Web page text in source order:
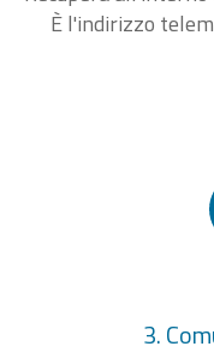
È l'indirizzo
3.